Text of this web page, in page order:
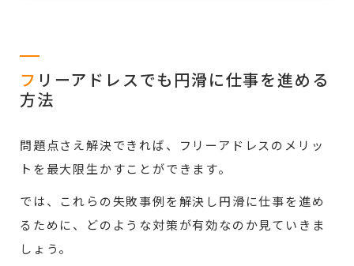
フ リーアドレスでも円滑に仕事を進める
方法
問題点さえ解決できれば、フリーアドレスのメリッ
トを最大限生かすことができます。
では、これらの失敗事例を解決し円滑に仕事を進め
るために、どのような対策が有効なのか見ていきま
しょう。